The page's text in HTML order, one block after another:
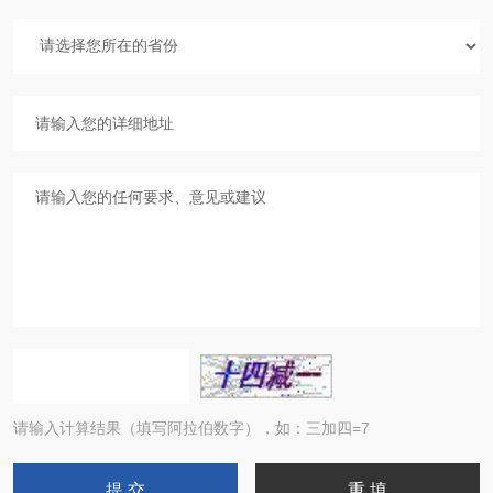
请输入计算结果（填写阿拉伯数字），如：三加四=7